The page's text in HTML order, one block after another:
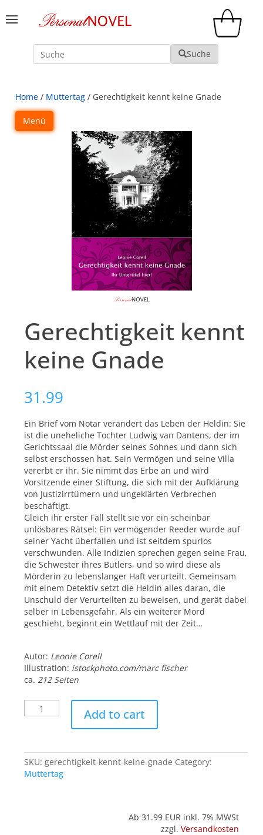
Suche Suche
Home / Muttertag / Gerechtigkeit kennt keine Gnade
Menü
Gerechtigkeit kennt
keine Gnade
31.99
Ein Brief vom Notar verändert das Leben der Heldin: Sie
ist die uneheliche Tochter Ludwig van Dantens, der im
Gerichtssaal die Mörder seines Sohnes und dann sich
selbst erschossen hat. Sein Vermögen und seine Villa
vererbt er ihr. Sie nimmt das Erbe an und wird
Vorsitzende einer Stiftung, die sich mit der Aufklärung
von Justizirrtümern und ungeklärten Verbrechen
beschäftigt.
Gleich ihr erster Fall stellt sie vor ein scheinbar
unlösbares Rätsel: Ein vermögender Reeder wurde auf
seiner Yacht überfallen und ist seitdem spurlos
verschwunden. Alle Indizien sprechen gegen seine Frau,
die Schwester ihres Butlers, und so wird diese als
Mörderin zu lebenslanger Haft verurteilt. Gemeinsam
mit einem Detektiv setzt die Heldin alles daran, die
Unschuld der Verurteilten zu beweisen, und gerät dabei
selber in Lebensgefahr. Als ein weiterer Mord
geschieht, beginnt ein Wettlauf mit der Zeit…
Autor: Leonie Corell
Illustration: istockphoto.com/marc fischer
ca.212 Seiten
Gerechtigkeit
kennt
quantity
Add to cart
SKU:gerechtigkeit-kennt-keine-gnade Category:
Muttertag
Ab 31.99 EUR inkl. 7% MWSt
zzgl. Versandkosten